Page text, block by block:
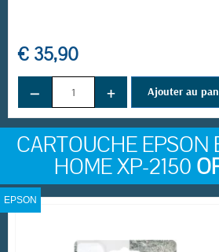
€ 35,90
− + Ajouter au
CARTOUCHE EPSON
HOME XP-2150
EPSON